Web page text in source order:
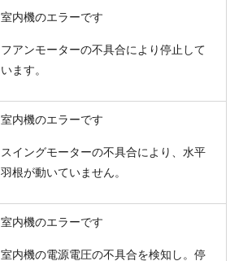
室内機のエラーです
フアンモーターの不具合により停止して
います。
室内機のエラーです
スイングモーターの不具合により、水平
羽根が動いていません。
室内機のエラーです
室内機の電源電圧の不具合を検知し。停